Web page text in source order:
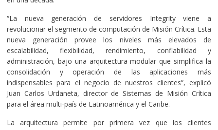
“La nueva generación de servidores Integrity viene a
revolucionar el segmento de computación de Misión Crítica. Esta
nueva generación provee los niveles más elevados de
escalabilidad, flexibilidad, rendimiento, confiabilidad y
administración, bajo una arquitectura modular que simplifica la
consolidación y operación de las aplicaciones más
indispensables para el negocio de nuestros clientes”, explicó
Juan Carlos Urdaneta, director de Sistemas de Misión Crítica
para el área multi-país de Latinoamérica y el Caribe.
La arquitectura permite por primera vez que los clientes